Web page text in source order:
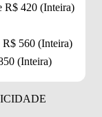
R$ 420 (Inteira)
R$ 560 (Inteira)
(Inteira)